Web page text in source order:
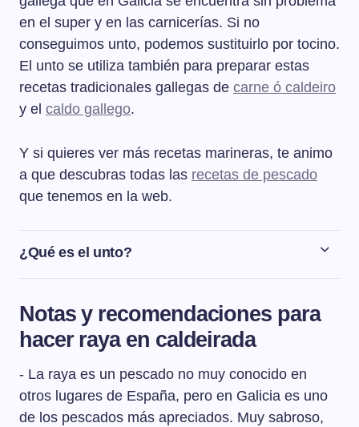
en el super y en las carnicerías. Si no
conseguimos unto, podemos sustituirlo por tocino.
El unto se utiliza también para preparar estas
recetas tradicionales gallegas de carne ó caldeiro
y el caldo gallego.
Y si quieres ver más recetas marineras, te animo
a que descubras todas las recetas de pescado
que tenemos en la web.
¿Qué es el unto?
El unto es la grasa blanca que recubre las tripas del
enrrollado sobre sí mismo, con sal gorda y después de
que se ahuma, se deja curar adquiriendo su
característico tono amarillento. Cuando está bien curado
es cuando se utiliza en ciertos platos gallegos, en
especial para preparar la carne ó caldeiro y para
sazonar el caldo gallego.
Notas y recomendaciones para
hacer raya en caldeirada
- La raya es un pescado no muy conocido en
otros lugares de España, pero en Galicia es uno
de los pescados más apreciados. Muy sabroso,